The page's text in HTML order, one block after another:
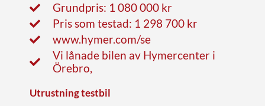
Grundpris: 1 080 000 kr
Pris som testad: 1 298 700 kr
www.hymer.com/se
Vi lånade bilen av Hymercenter i
Örebro,
Utrustning testbil